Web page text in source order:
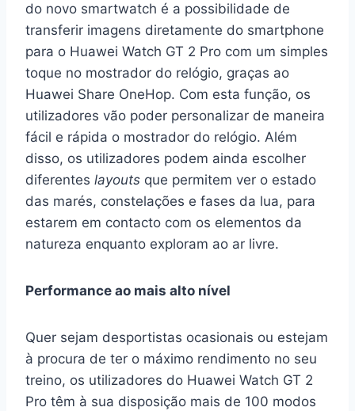
do novo smartwatch é a possibilidade de
transferir imagens diretamente do smartphone
para o Huawei Watch GT 2 Pro com um simples
toque no mostrador do relógio, graças ao
Huawei Share OneHop. Com esta função, os
utilizadores vão poder personalizar de maneira
fácil e rápida o mostrador do relógio. Além
disso, os utilizadores podem ainda escolher
diferentes layouts que permitem ver o estado
das marés, constelações e fases da lua, para
estarem em contacto com os elementos da
natureza enquanto exploram ao ar livre.
Performance ao mais alto nível
Quer sejam desportistas ocasionais ou estejam
à procura de ter o máximo rendimento no seu
treino, os utilizadores do Huawei Watch GT 2
Pro têm à sua disposição mais de 100 modos